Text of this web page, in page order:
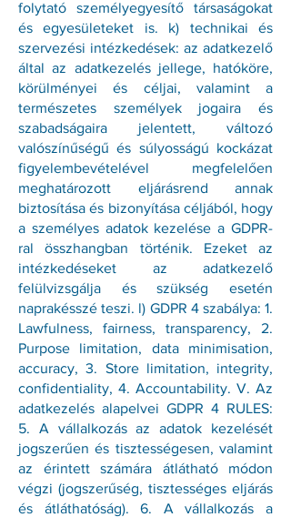
folytató személyegyesítő társaságokat
és egyesületeket is. k) technikai és
szervezési intézkedések: az adatkezelő
által az adatkezelés jellege, hatóköre,
körülményei és céljai, valamint a
természetes személyek jogaira és
szabadságaira jelentett, változó
valószínűségű és súlyosságú kockázat
figyelembevételével megfelelően
meghatározott eljárásrend annak
biztosítása és bizonyítása céljából, hogy
a személyes adatok kezelése a GDPR-
ral összhangban történik. Ezeket az
intézkedéseket az adatkezelő
felülvizsgálja és szükség esetén
naprakésszé teszi. l) GDPR 4 szabálya: 1.
Lawfulness, fairness, transparency, 2.
Purpose limitation, data minimisation,
accuracy, 3. Store limitation, integrity,
confidentiality, 4. Accountability. V. Az
adatkezelés alapelvei GDPR 4 RULES:
5. A vállalkozás az adatok kezelését
jogszerűen és tisztességesen, valamint
az érintett számára átlátható módon
végzi (jogszerűség, tisztességes eljárás
és átláthatóság). 6. A vállalkozás a